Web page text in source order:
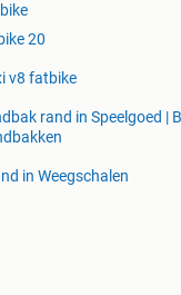
20
v8 fatbike
rand in Speelgoed |
in Weegschalen